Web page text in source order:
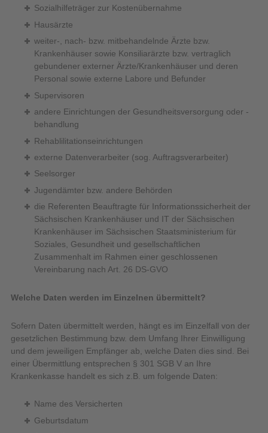
Sozialhilfeträger zur Kostenübernahme
Hausärzte
weiter-, nach- bzw. mitbehandelnde Ärzte bzw.
Krankenhäuser sowie Konsiliarärzte bzw. vertraglich
gebundener externer Ärzte/Krankenhäuser und deren
Personal sowie externe Labore und Befunder
Supervisoren
andere Einrichtungen der Gesundheitsversorgung oder -
behandlung
Rehablilitationseinrichtungen
externe Datenverarbeiter (sog. Auftragsverarbeiter)
Seelsorger
Jugendämter bzw. andere Behörden
die Referenten Beauftragte für Informationssicherheit der
Sächsischen Krankenhäuser und IT der Sächsischen
Krankenhäuser im Sächsischen Staatsministerium für
Soziales, Gesundheit und gesellschaftlichen
Zusammenhalt im Rahmen einer geschlossenen
Vereinbarung nach Art. 26 DS-GVO
Welche Daten werden im Einzelnen übermittelt?
Sofern Daten übermittelt werden, hängt es im Einzelfall von der
gesetzlichen Bestimmung bzw. dem Umfang Ihrer Einwilligung
und dem jeweiligen Empfänger ab, welche Daten dies sind. Bei
einer Übermittlung entsprechen § 301 SGB V an Ihre
Krankenkasse handelt es sich z.B. um folgende Daten:
Name des Versicherten
Geburtsdatum